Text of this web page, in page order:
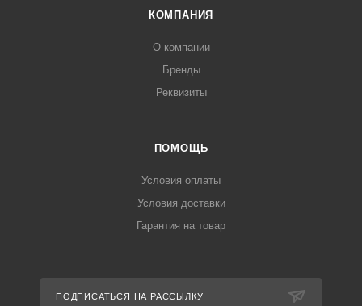
КОМПАНИЯ
О компании
Бренды
Реквизиты
ПОМОЩЬ
Условия оплаты
Условия доставки
Гарантия на товар
ПОДПИСАТЬСЯ НА РАССЫЛКУ